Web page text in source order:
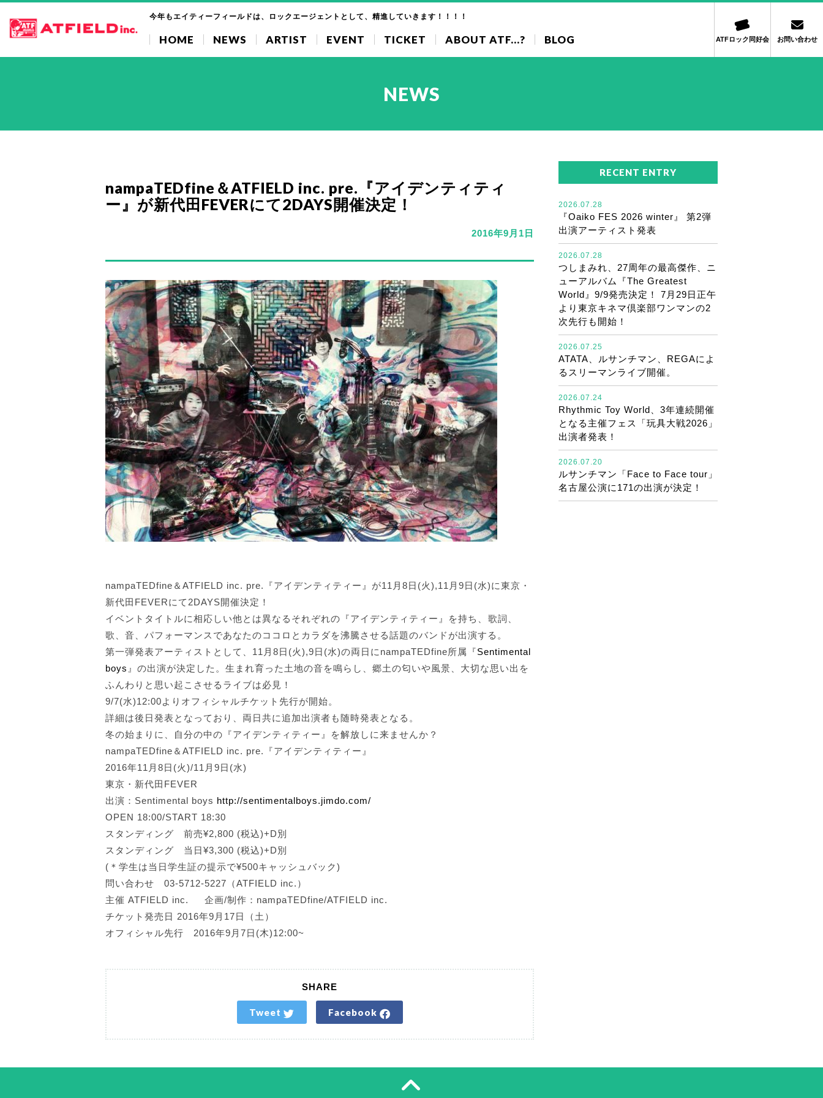
今年もエイティーフィールドは、ロックエージェントとして、精進していきます！！！！
HOME NEWS ARTIST EVENT TICKET ABOUT ATF...? BLOG ATFロック同好会 お問い合わせ
NEWS
nampaTEDfine＆ATFIELD inc. pre.『アイデンティティ
ー』が新代田FEVERにて2DAYS開催決定！
2016年9月1日
nampaTEDfine＆ATFIELD inc. pre.『アイデンティティー』が11月8日(火),11月9日(水)に東京・
新代田FEVERにて2DAYS開催決定！
イベントタイトルに相応しい他とは異なるそれぞれの『アイデンティティー』を持ち、歌詞、
歌、音、パフォーマンスであなたのココロとカラダを沸騰させる話題のバンドが出演する。
第一弾発表アーティストとして、11月8日(火),9日(水)の両日にnampaTEDfine所属『Sentimental
boys 』の出演が決定した。生まれ育った土地の音を鳴らし、郷土の匂いや風景、大切な思い出を
ふんわりと思い起こさせるライブは必見！
9/7(水)12:00よりオフィシャルチケット先行が開始。
詳細は後日発表となっており、両日共に追加出演者も随時発表となる。
冬の始まりに、自分の中の『アイデンティティー』を解放しに来ませんか？
nampaTEDfine＆ATFIELD inc. pre.『アイデンティティー』
2016年11月8日(火)/11月9日(水)
東京・新代田FEVER
出演：Sentimental boys http://sentimentalboys.jimdo.com/
OPEN 18:00/START 18:30
スタンディング 前売¥2,800 (税込)+D別
スタンディング 当日¥3,300 (税込)+D別
(＊学生は当日学生証の提示で¥500キャッシュバック)
問い合わせ 03-5712-5227（ATFIELD inc.）
主催 ATFIELD inc. 企画/制作：nampaTEDfine/ATFIELD inc.
チケット発売日 2016年9月17日（土）
オフィシャル先行 2016年9月7日(木)12:00~
SHARE
Tweet Facebook
RECENT ENTRY
2026.07.28
『Oaiko FES 2026 winter』 第2弾
出演アーティスト発表
2026.07.28
つしまみれ、27周年の最高傑作、ニ
ューアルバム『The Greatest
World』9/9発売決定！ 7月29日正午
より東京キネマ倶楽部ワンマンの2
次先行も開始！
2026.07.25
ATATA、ルサンチマン、REGAによ
るスリーマンライブ開催。
2026.07.24
Rhythmic Toy World、3年連続開催
となる主催フェス「玩具大戦2026」
出演者発表！
2026.07.20
ルサンチマン「Face to Face tour」
名古屋公演に171の出演が決定！